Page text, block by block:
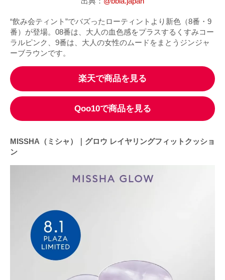
“飲み会ティント”でバズったローティントより新色（8番・9
番）が登場。08番は、大人の血色感をプラスするくすみコー
ラルピンク、9番は、大人の女性のムードをまとうジンジャ
ーブラウンです。
楽天で商品を見る
Qoo10で商品を見る
MISSHA（ミシャ）｜グロウ レイヤリングフィットクッショ
ン